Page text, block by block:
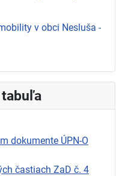
v obci Nesluša -
dokumente ÚPN-O
častiach ZaD č. 4